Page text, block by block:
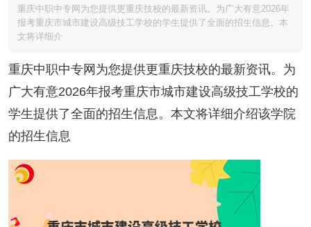
重庆中职中专网为您提供更重庆技校的最新资讯。为广大有意2026年
报考重庆市城市建设高级技工学校的学生提供了全面的招生信息。本
文将详细介
重庆中职中专网为您提供更重庆技校的最新资讯。为
广大有意2026年报考重庆市城市建设高级技工学校的
学生提供了全面的招生信息。本文将详细介绍该学院
的招生信息